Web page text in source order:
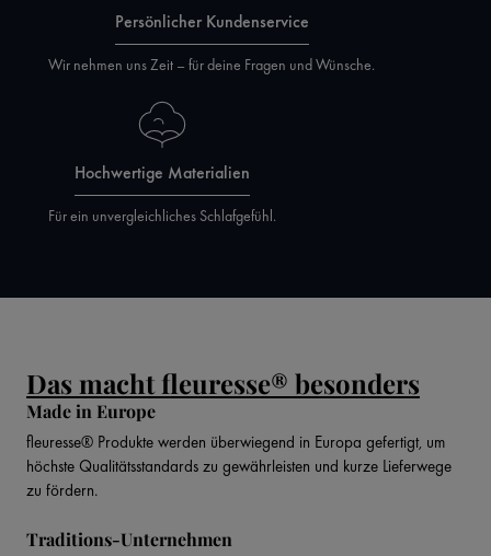
Persönlicher Kundenservice
Wir nehmen uns Zeit – für deine Fragen und Wünsche.
Hochwertige Materialien
Für ein unvergleichliches Schlafgefühl.
Das macht fleuresse® besonders
Made in Europe
fleuresse® Produkte werden überwiegend in Europa gefertigt, um
höchste Qualitätsstandards zu gewährleisten und kurze Lieferwege
zu fördern.
Traditions-Unternehmen